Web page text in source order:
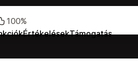
ÉrtékelésekTámogatás
100%